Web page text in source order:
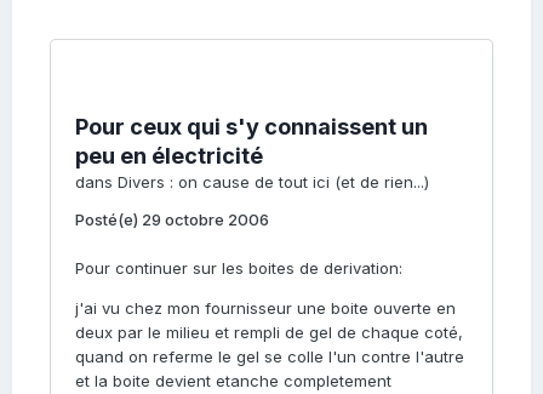
Pour ceux qui s'y connaissent un
peu en électricité
dans Divers : on cause de tout ici (et de rien...)
Posté(e) 29 octobre 2006
Pour continuer sur les boites de derivation:
j'ai vu chez mon fournisseur une boite ouverte en
deux par le milieu et rempli de gel de chaque coté,
quand on referme le gel se colle l'un contre l'autre
et la boite devient etanche completement